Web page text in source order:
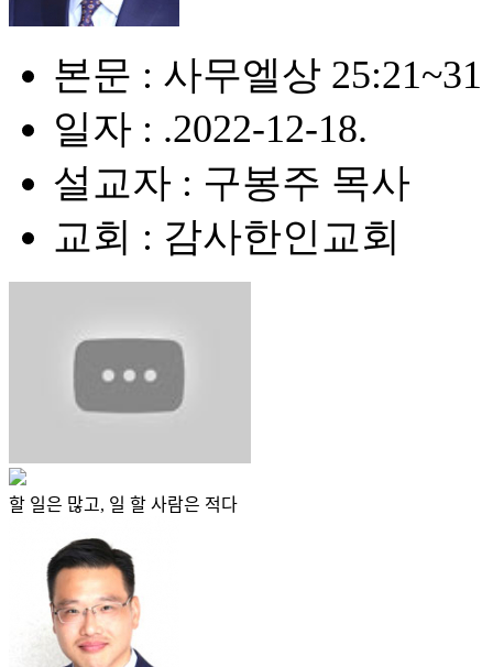
본문 : 사무엘상 25:21~31
일자 : .2022-12-18.
설교자 : 구봉주 목사
교회 : 감사한인교회
할 일은 많고, 일 할 사람은 적다